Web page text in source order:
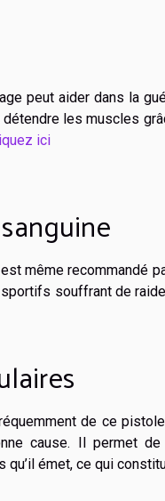
peut aider dans la
les muscles
ici
même recommandé
souffrant de
de ce
cause. Il permet
émet, ce qui